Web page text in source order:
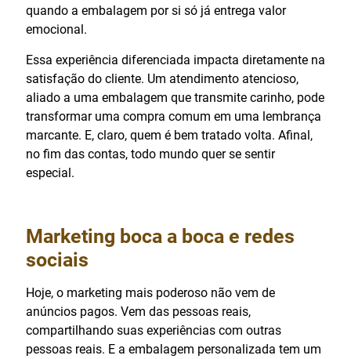
quando a embalagem por si só já entrega valor
emocional.
Essa experiência diferenciada impacta diretamente na
satisfação do cliente. Um atendimento atencioso,
aliado a uma embalagem que transmite carinho, pode
transformar uma compra comum em uma lembrança
marcante. E, claro, quem é bem tratado volta. Afinal,
no fim das contas, todo mundo quer se sentir
especial.
Marketing boca a boca e redes
sociais
Hoje, o marketing mais poderoso não vem de
anúncios pagos. Vem das pessoas reais,
compartilhando suas experiências com outras
pessoas reais. E a embalagem personalizada tem um